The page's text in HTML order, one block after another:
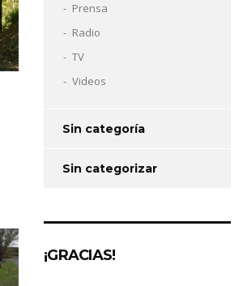
Prensa
Radio
TV
Videos
Sin categoría
Sin categorizar
¡GRACIAS!